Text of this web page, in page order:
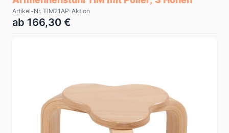
Artikel-Nr. TIM21AP-Aktion
ab 166,30 €